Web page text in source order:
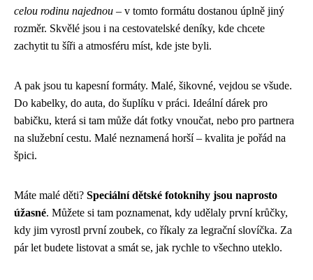
celou rodinu najednou – v tomto formátu dostanou úplně jiný
rozměr. Skvělé jsou i na cestovatelské deníky, kde chcete
zachytit tu šíři a atmosféru míst, kde jste byli.
A pak jsou tu kapesní formáty. Malé, šikovné, vejdou se všude.
Do kabelky, do auta, do šuplíku v práci. Ideální dárek pro
babičku, která si tam může dát fotky vnoučat, nebo pro partnera
na služební cestu. Malé neznamená horší – kvalita je pořád na
špici.
Máte malé děti? Speciální dětské fotoknihy jsou naprosto
úžasné. Můžete si tam poznamenat, kdy udělaly první krůčky,
kdy jim vyrostl první zoubek, co říkaly za legrační slovíčka. Za
pár let budete listovat a smát se, jak rychle to všechno uteklo.